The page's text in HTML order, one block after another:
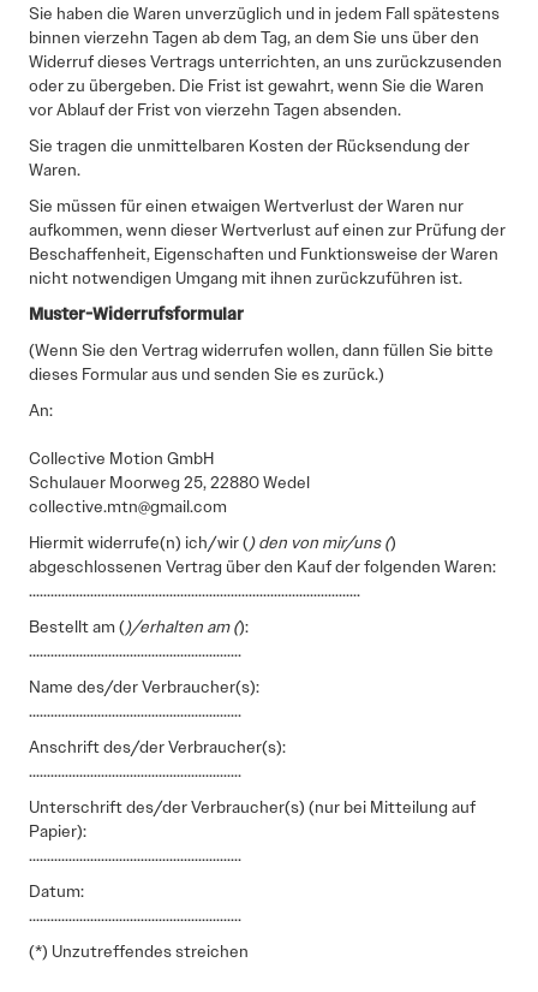
Sie haben die Waren unverzüglich und in jedem Fall spätestens
binnen vierzehn Tagen ab dem Tag, an dem Sie uns über den
Widerruf dieses Vertrags unterrichten, an uns zurückzusenden
oder zu übergeben. Die Frist ist gewahrt, wenn Sie die Waren
vor Ablauf der Frist von vierzehn Tagen absenden.
Sie tragen die unmittelbaren Kosten der Rücksendung der
Waren.
Sie müssen für einen etwaigen Wertverlust der Waren nur
aufkommen, wenn dieser Wertverlust auf einen zur Prüfung der
Beschaffenheit, Eigenschaften und Funktionsweise der Waren
nicht notwendigen Umgang mit ihnen zurückzuführen ist.
Muster-Widerrufsformular
(Wenn Sie den Vertrag widerrufen wollen, dann füllen Sie bitte
dieses Formular aus und senden Sie es zurück.)
An:
Collective Motion GmbH
Schulauer Moorweg 25, 22880 Wedel
collective.mtn@gmail.com
Hiermit widerrufe(n) ich/wir () den von mir/uns ()
abgeschlossenen Vertrag über den Kauf der folgenden Waren:
............................................................................................
Bestellt am ()/erhalten am ():
...........................................................
Name des/der Verbraucher(s):
...........................................................
Anschrift des/der Verbraucher(s):
...........................................................
Unterschrift des/der Verbraucher(s) (nur bei Mitteilung auf
Papier):
...........................................................
Datum:
...........................................................
(*) Unzutreffendes streichen